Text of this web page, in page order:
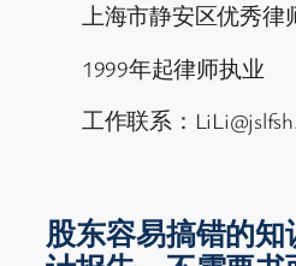
上海市静安区优秀律
1999年起律师执业
工作联系：
股东容易搞错的